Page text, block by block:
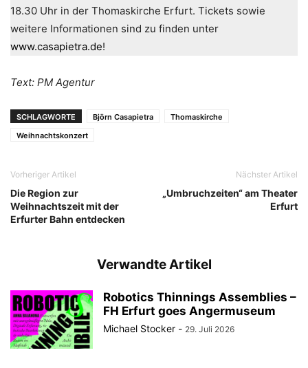
18.30 Uhr in der Thomaskirche Erfurt. Tickets sowie
weitere Informationen sind zu finden unter
www.casapietra.de!
Text: PM Agentur
SCHLAGWORTE Björn Casapietra
Thomaskirche
Weihnachtskonzert
Vorheriger Artikel
Die Region zur
Weihnachtszeit mit der
Erfurter Bahn entdecken
Nächster Artikel
„Umbruchzeiten“ am Theater
Erfurt
Verwandte Artikel
Robotics Thinnings Assemblies –
FH Erfurt goes Angermuseum
Michael Stocker - 29. Juli 2026